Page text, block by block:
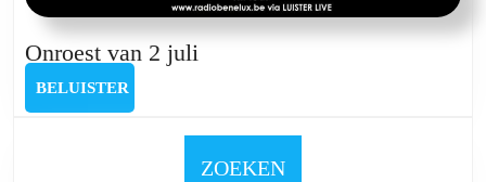
Onroest van 2 juli
juli
BELUISTER
ZOEKEN